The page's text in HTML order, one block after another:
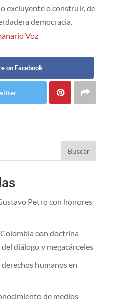
excluyente o construir, de
democracia.
Voz
on Facebook
Buscar
Petro con honores
con doctrina
diálogo y megacárceles
humanos en
de medios